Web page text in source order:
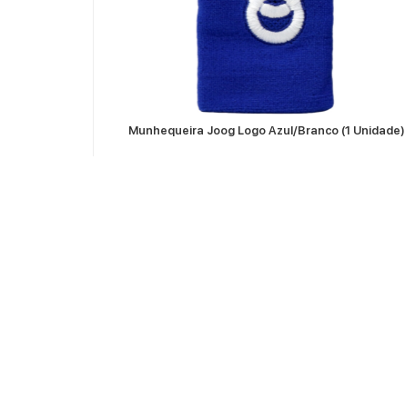
VER MÁS
Munhequeira Joog Logo Azul/Branco (1 Unidade)